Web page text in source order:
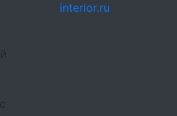
interior.ru